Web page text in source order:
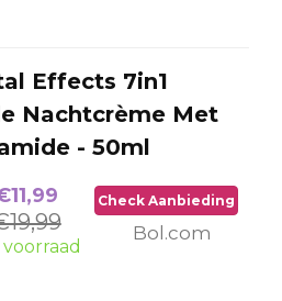
Effects 7in1
Nachtcrème Met
- 50ml
Check Aanbieding
Bol.com